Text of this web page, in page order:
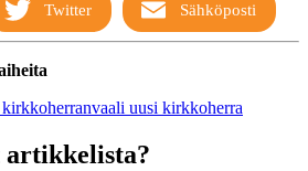
Twitter Sähköposti
uusi kirkkoherra